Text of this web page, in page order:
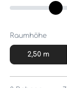
Raumhöhe
2,50 m